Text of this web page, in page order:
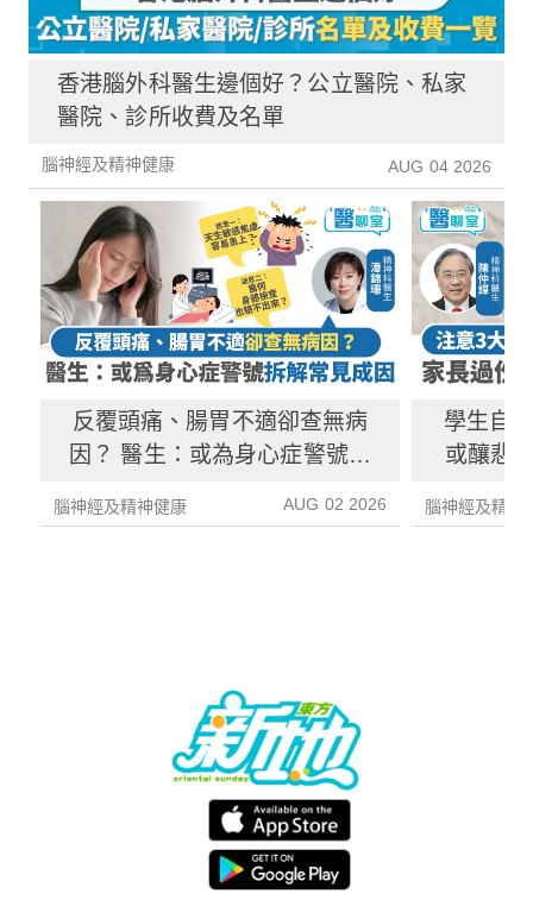
香港腦外科醫生邊個好？公立醫院、私家
醫院、診所收費及名單
腦神經及精神健康 AUG 04 2026
反覆頭痛、腸胃不適卻查無病
因？ 醫生：或為身心症警號拆
腦神經及精神健康 AUG 02 2026
學生自
或釀悲
腦神經及精神